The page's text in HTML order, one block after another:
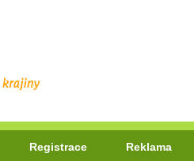
Registrace Reklama